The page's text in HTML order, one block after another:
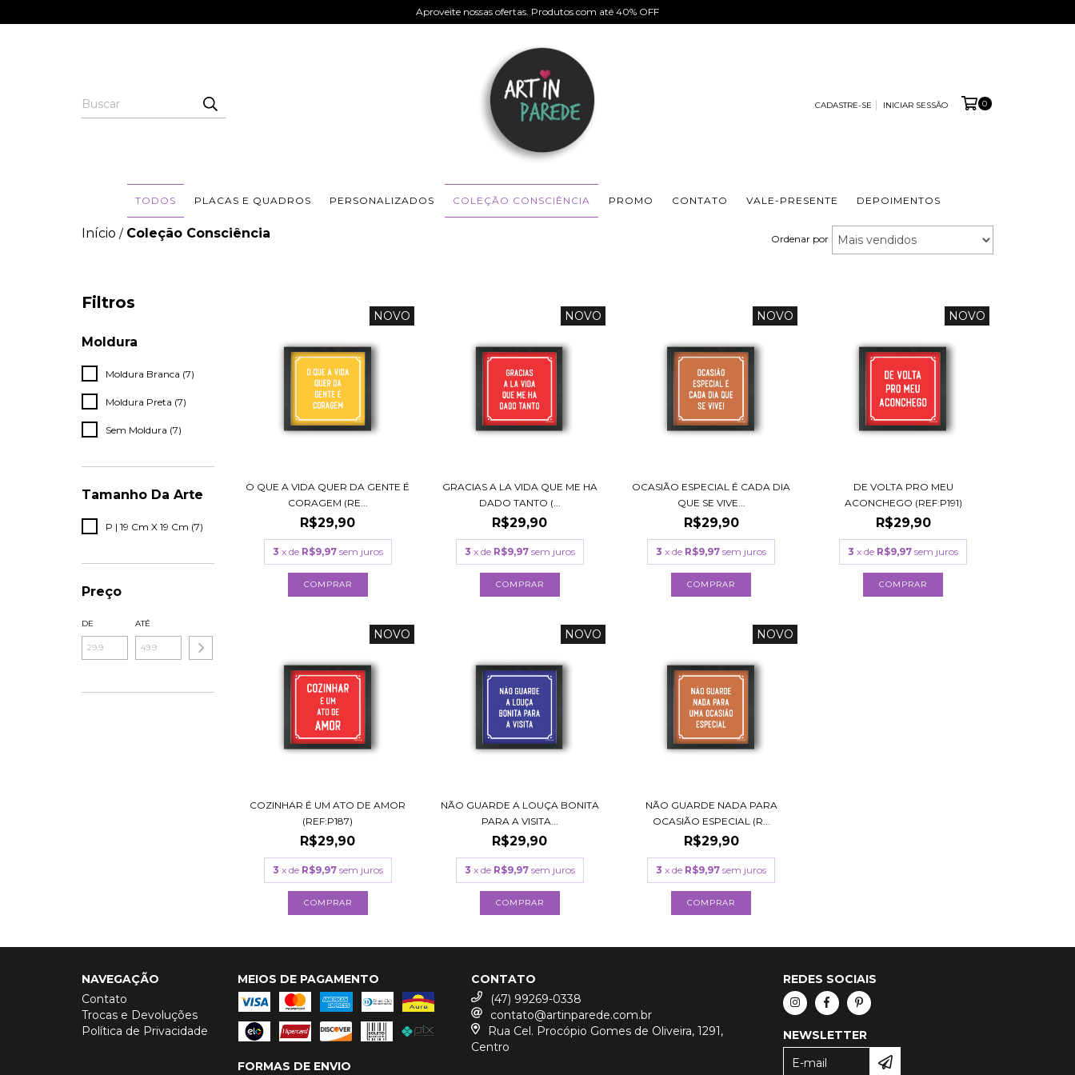
Aproveite nossas ofertas. Produtos com até 40% OFF
CADASTRE-SE INICIAR SESSÃO 0
TODOS PLACAS E QUADROS PERSONALIZADOS COLEÇÃO CONSCIÊNCIA PROMO CONTATO VALE-PRESENTE DEPOIMENTOS
Início / Coleção Consciência Ordenar por
Filtros
Moldura
Moldura Branca (7)
Moldura Preta (7)
Sem Moldura (7)
Tamanho Da Arte
P | 19 Cm X 19 Cm (7)
Preço
DE ATÉ
NOVO
O QUE A VIDA QUER DA GENTE É
CORAGEM (RE...
R$29,90
3 x de R$9,97 sem juros
COMPRAR
NOVO
GRACIAS A LA VIDA QUE ME HA
DADO TANTO (...
R$29,90
3 x de R$9,97 sem juros
COMPRAR
NOVO
OCASIÃO ESPECIAL É CADA DIA
QUE SE VIVE...
R$29,90
3 x de R$9,97 sem juros
COMPRAR
NOVO
DE VOLTA PRO MEU
ACONCHEGO (REF:P191)
R$29,90
3 x de R$9,97 sem juros
COMPRAR
NOVO
COZINHAR É UM ATO DE AMOR
(REF:P187)
R$29,90
3 x de R$9,97 sem juros
COMPRAR
NOVO
NÃO GUARDE A LOUÇA BONITA
PARA A VISITA...
R$29,90
3 x de R$9,97 sem juros
COMPRAR
NOVO
NÃO GUARDE NADA PARA
OCASIÃO ESPECIAL (R...
R$29,90
3 x de R$9,97 sem juros
COMPRAR
NAVEGAÇÃO
Contato
Trocas e Devoluções
Política de Privacidade
MEIOS DE PAGAMENTO
FORMAS DE ENVIO
CONTATO
(47) 99269-0338
contato@artinparede.com.br
Rua Cel. Procópio Gomes de Oliveira, 1291,
Centro
REDES SOCIAIS
NEWSLETTER